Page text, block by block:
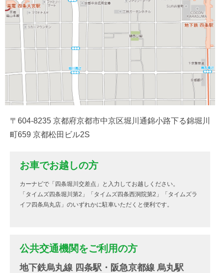
〒604-8235 京都府京都市中京区堀川通錦小路下る錦堀川
町659 京都松田ビル2S
お車でお越しの方
カーナビで「四条堀川交差点」と入力してお越しください。
「タイムズ四条堀川第2」「タイムズ四条西洞院第2」「タイムズラ
イフ四条烏丸店」のいずれかに駐車いただくと便利です。
公共交通機関をご利用の方
地下鉄烏丸線 四条駅・阪急京都線 烏丸駅